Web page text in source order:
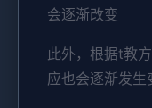
会逐渐改变
此外，根据t教
应也会逐渐发